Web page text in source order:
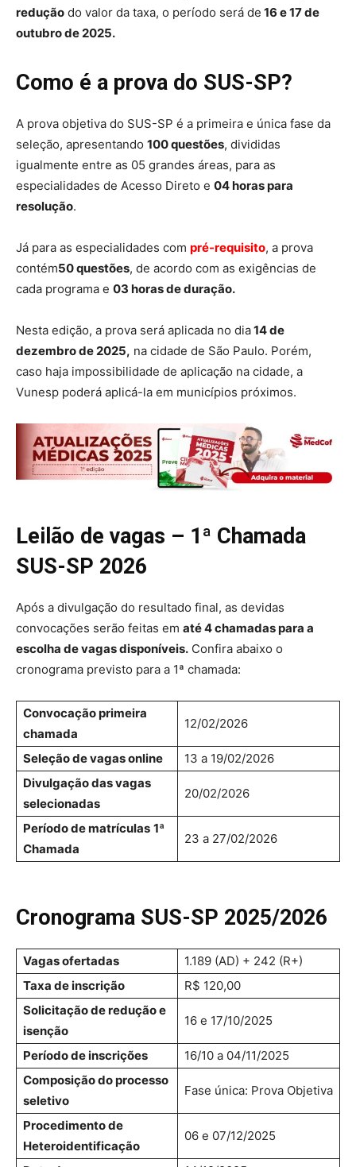
redução do valor da taxa, o período será de 16 e 17 de
outubro de 2025.
Como é a prova do SUS-SP?
A prova objetiva do SUS-SP é a primeira e única fase da
seleção, apresentando 100 questões, divididas
igualmente entre as 05 grandes áreas, para as
especialidades de Acesso Direto e 04 horas para
resolução.
Já para as especialidades com pré-requisito, a prova
contém50 questões, de acordo com as exigências de
cada programa e 03 horas de duração.
Nesta edição, a prova será aplicada no dia14 de
dezembro de 2025, na cidade de São Paulo. Porém,
caso haja impossibilidade de aplicação na cidade, a
Vunesp poderá aplicá-la em municípios próximos.
Leilão de vagas – 1ª Chamada
SUS-SP 2026
Após a divulgação do resultado final, as devidas
convocações serão feitas em até 4 chamadas para a
escolha de vagas disponíveis. Confira abaixo o
cronograma previsto para a 1ª chamada:
Convocação primeira
chamada
12/02/2026
Seleção de vagas online
13 a 19/02/2026
Divulgação das vagas
selecionadas
20/02/2026
Período de matrículas 1ª
Chamada
23 a 27/02/2026
Cronograma SUS-SP 2025/2026
Vagas ofertadas
1.189 (AD) + 242 (R+)
Taxa de inscrição
R$ 120,00
Solicitação de redução e
isenção
16 e 17/10/2025
Período de inscrições
16/10 a 04/11/2025
Composição do processo
seletivo
Fase única: Prova Objetiva
Procedimento de
Heteroidentificação
06 e 07/12/2025